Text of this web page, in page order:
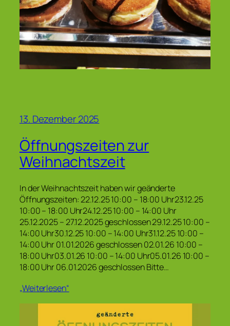
13. Dezember 2025
Öffnungszeiten zur
Weihnachtszeit
In der Weihnachtszeit haben wir geänderte
Öffnungszeiten: 22.12.25 10:00 – 18:00 Uhr23.12.25
10:00 – 18:00 Uhr24.12.25 10:00 – 14:00 Uhr
25.12.2025 – 27.12.2025 geschlossen 29.12.25 10:00 –
14:00 Uhr30.12.25 10:00 – 14:00 Uhr31.12.25 10:00 –
14:00 Uhr 01.01.2026 geschlossen 02.01.26 10:00 –
18:00 Uhr03.01.26 10:00 – 14:00 Uhr05.01.26 10:00 –
18:00 Uhr 06.01.2026 geschlossen Bitte…
„Weiterlesen“